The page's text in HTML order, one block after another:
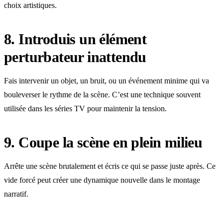
choix artistiques.
8. Introduis un élément
perturbateur inattendu
Fais intervenir un objet, un bruit, ou un événement minime qui va
bouleverser le rythme de la scène. C’est une technique souvent
utilisée dans les séries TV pour maintenir la tension.
9. Coupe la scène en plein milieu
Arrête une scène brutalement et écris ce qui se passe juste après. Ce
vide forcé peut créer une dynamique nouvelle dans le montage
narratif.